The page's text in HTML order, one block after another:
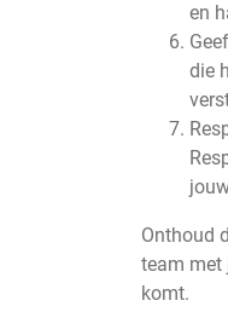
en
die
Onthoud
team met
komt.